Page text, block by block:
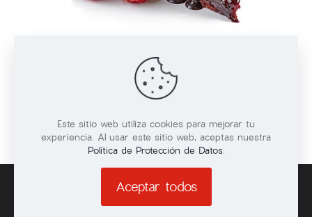
Queques
VER MAS
Este sitio web utiliza cookies para mejorar tu
experiencia. Al usar este sitio web, aceptas nuestra
Política de Protección de Datos.
Aceptar todos